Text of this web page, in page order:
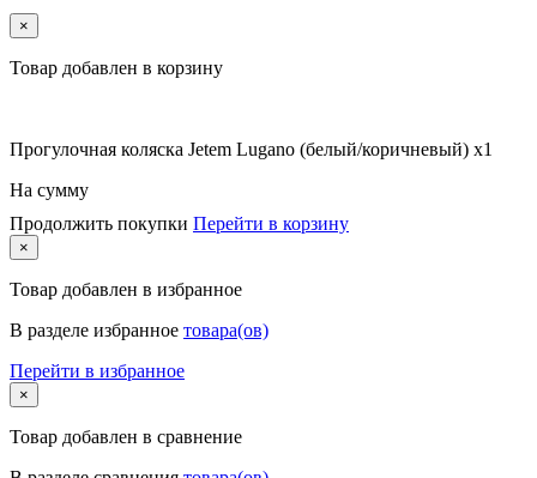
×
Товар добавлен в корзину
Прогулочная коляска Jetem Lugano (белый/коричневый) x1
На сумму
Продолжить покупки Перейти в корзину
×
Товар добавлен в избранное
В разделе избранное товара(ов)
Перейти в избранное
×
Товар добавлен в сравнение